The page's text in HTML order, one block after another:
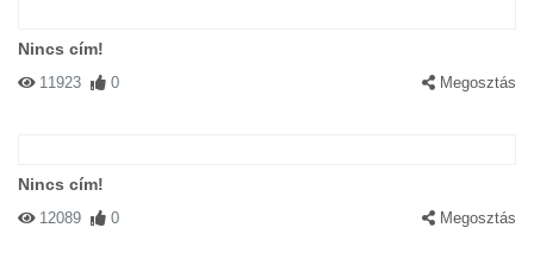
Nincs cím!
11923 0 Megosztás
Nincs cím!
12089 0 Megosztás